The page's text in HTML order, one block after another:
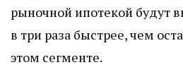
рыночной ипотекой будут
в три раза быстрее, чем
этом сегменте.